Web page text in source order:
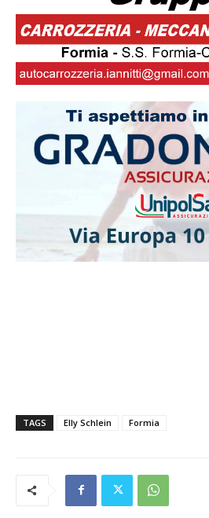
TAGS Elly Schlein Formia